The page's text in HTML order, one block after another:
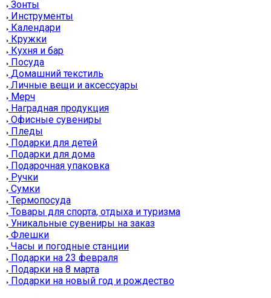
Зонты
Инструменты
Календари
Кружки
Кухня и бар
Посуда
Домашний текстиль
Личные вещи и аксессуары
Мерч
Наградная продукция
Офисные сувениры
Пледы
Подарки для детей
Подарки для дома
Подарочная упаковка
Ручки
Сумки
Термопосуда
Товары для спорта, отдыха и туризма
Уникальные сувениры на заказ
Флешки
Часы и погодные станции
Подарки на 23 февраля
Подарки на 8 марта
Подарки на новый год и рождество